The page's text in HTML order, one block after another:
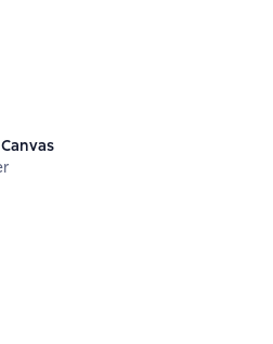
рейтинг 0 на основе 0 оценок